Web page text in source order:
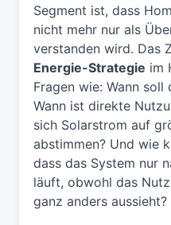
Segment ist, dass
nicht mehr nur als
verstanden wird. Das
Energie-Strategie im
Fragen wie: Wann soll
Wann ist direkte
sich Solarstrom auf
abstimmen? Und wie
dass das System nur
läuft, obwohl das
ganz anders aussieht?